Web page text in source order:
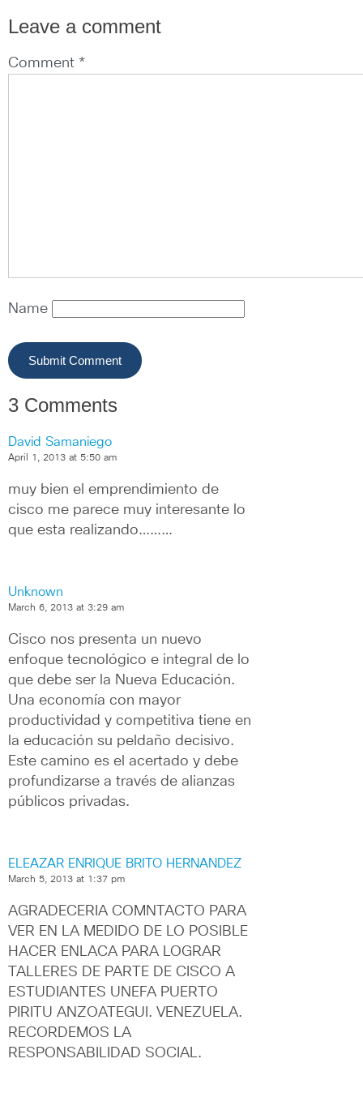
Leave a comment
Comment *
Name
3 Comments
David Samaniego
April 1, 2013 at 5:50 am
muy bien el emprendimiento de
cisco me parece muy interesante lo
que esta realizando………
Unknown
March 6, 2013 at 3:29 am
Cisco nos presenta un nuevo
enfoque tecnológico e integral de lo
que debe ser la Nueva Educación.
Una economía con mayor
productividad y competitiva tiene en
la educación su peldaño decisivo.
Este camino es el acertado y debe
profundizarse a través de alianzas
públicos privadas.
ELEAZAR ENRIQUE BRITO HERNANDEZ
March 5, 2013 at 1:37 pm
AGRADECERIA COMNTACTO PARA
VER EN LA MEDIDO DE LO POSIBLE
HACER ENLACA PARA LOGRAR
TALLERES DE PARTE DE CISCO A
ESTUDIANTES UNEFA PUERTO
PIRITU ANZOATEGUI. VENEZUELA.
RECORDEMOS LA
RESPONSABILIDAD SOCIAL.